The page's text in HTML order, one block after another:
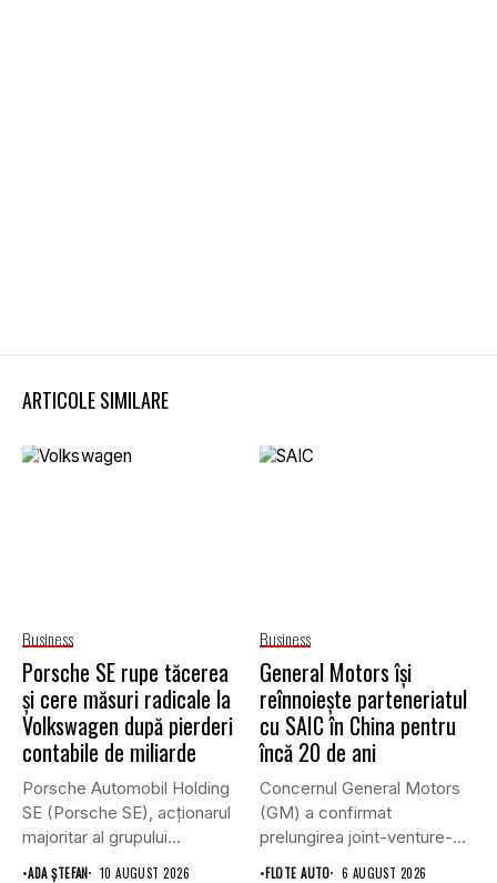
ARTICOLE SIMILARE
Business
Porsche SE rupe tăcerea
și cere măsuri radicale la
Volkswagen după pierderi
contabile de miliarde
Porsche Automobil Holding
SE (Porsche SE), acționarul
majoritar al grupului
Volkswagen, a...
•ADA ȘTEFAN 10 AUGUST 2026
Business
General Motors își
reînnoiește parteneriatul
cu SAIC în China pentru
încă 20 de ani
Concernul General Motors
(GM) a confirmat
prelungirea joint-venture-
ului său cu grupul chinez...
•FLOTE AUTO 6 AUGUST 2026